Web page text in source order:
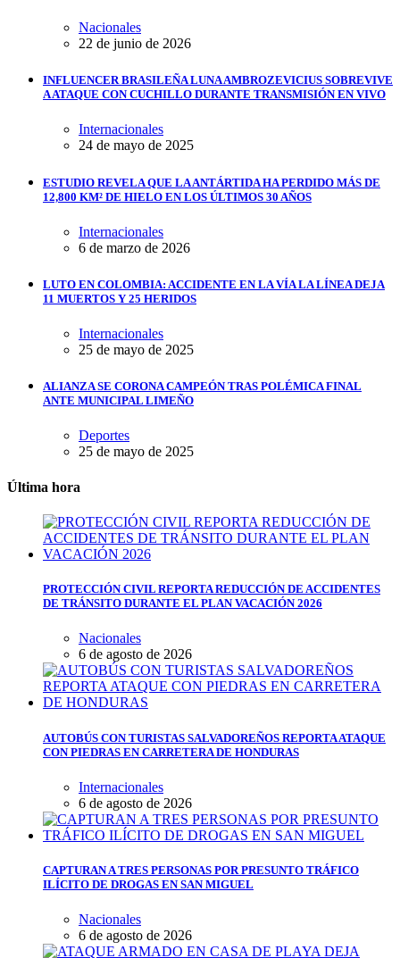
Nacionales
22 de junio de 2026
INFLUENCER BRASILEÑA LUNA AMBROZEVICIUS SOBREVIVE
A ATAQUE CON CUCHILLO DURANTE TRANSMISIÓN EN VIVO
Internacionales
24 de mayo de 2025
ESTUDIO REVELA QUE LA ANTÁRTIDA HA PERDIDO MÁS DE
12,800 KM² DE HIELO EN LOS ÚLTIMOS 30 AÑOS
Internacionales
6 de marzo de 2026
LUTO EN COLOMBIA: ACCIDENTE EN LA VÍA LA LÍNEA DEJA
11 MUERTOS Y 25 HERIDOS
Internacionales
25 de mayo de 2025
ALIANZA SE CORONA CAMPEÓN TRAS POLÉMICA FINAL
ANTE MUNICIPAL LIMEÑO
Deportes
25 de mayo de 2025
Última hora
PROTECCIÓN CIVIL REPORTA REDUCCIÓN DE ACCIDENTES
DE TRÁNSITO DURANTE EL PLAN VACACIÓN 2026
Nacionales
6 de agosto de 2026
AUTOBÚS CON TURISTAS SALVADOREÑOS REPORTA ATAQUE
CON PIEDRAS EN CARRETERA DE HONDURAS
Internacionales
6 de agosto de 2026
CAPTURAN A TRES PERSONAS POR PRESUNTO TRÁFICO
ILÍCITO DE DROGAS EN SAN MIGUEL
Nacionales
6 de agosto de 2026